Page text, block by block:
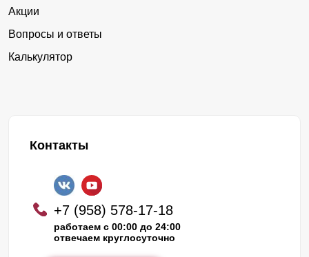
Акции
Вопросы и ответы
Калькулятор
Контакты
+7 (958) 578-17-18
работаем с 00:00 до 24:00
отвечаем круглосуточно